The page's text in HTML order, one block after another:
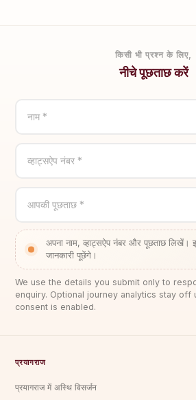
किसी भी प्रश्न के लिए,
नीचे पूछताछ करें
नाम *
व्हाट्सऐप नंबर *
आपकी पूछताछ *
अपना नाम, व्हाट्सऐप नंबर और पूछताछ लिखें।
जानकारी पूछेंगे।
We use the details you submit only to
enquiry. Optional journey analytics stay off
consent is enabled.
प्रयागराज
प्रयागराज में अस्थि विसर्जन